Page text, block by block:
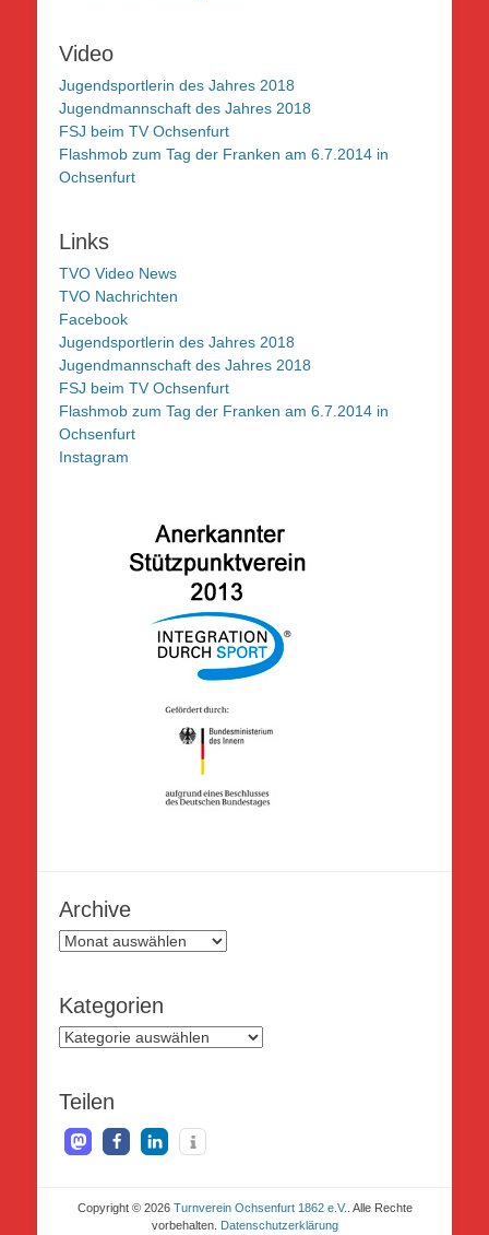
Video
Jugendsportlerin des Jahres 2018
Jugendmannschaft des Jahres 2018
FSJ beim TV Ochsenfurt
Flashmob zum Tag der Franken am 6.7.2014 in
Ochsenfurt
Links
TVO Video News
TVO Nachrichten
Facebook
Jugendsportlerin des Jahres 2018
Jugendmannschaft des Jahres 2018
FSJ beim TV Ochsenfurt
Flashmob zum Tag der Franken am 6.7.2014 in
Ochsenfurt
Instagram
Archive
Archive
Kategorien
Kategorien
Teilen
Copyright © 2026 Turnverein Ochsenfurt 1862 e.V. . Alle Rechte
vorbehalten. Datenschutzerklärung